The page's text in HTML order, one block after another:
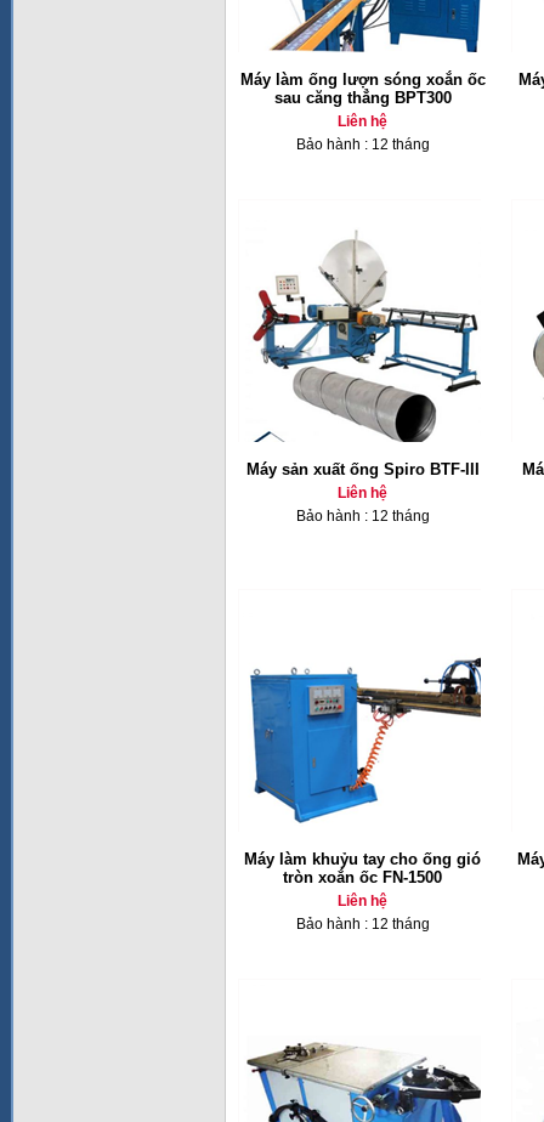
Máy làm ống lượn sóng xoắn ốc
sau căng thẳng BPT300
Liên hệ
Bảo hành : 12 tháng
Máy sản xuất ống Spiro BTF-III
Liên hệ
Bảo hành : 12 tháng
Máy làm khuỷu tay cho ống gió
tròn xoắn ốc FN-1500
Liên hệ
Bảo hành : 12 tháng